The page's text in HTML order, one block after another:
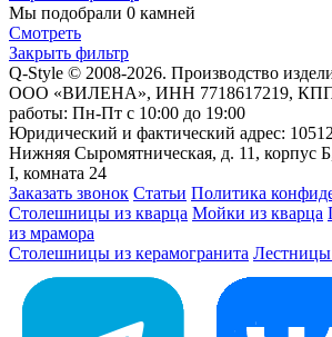
Мы подобрали 0 камней
Смотреть
Закрыть фильтр
Q-Style © 2008-2026. Производство
ООО «ВИЛЕНА», ИНН 7718617219, КПП
работы: Пн-Пт с 10:00 до 19:00
Юридический и фактический адрес:
Нижняя Сыромятническая, д. 11, корпус
I, комната 24
Заказать звонок Статьи Политика
Столешницы из кварца Мойки из кварца
из мрамора
Столешницы из керамогранита Лестницы